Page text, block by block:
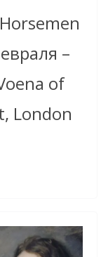
–
of
London